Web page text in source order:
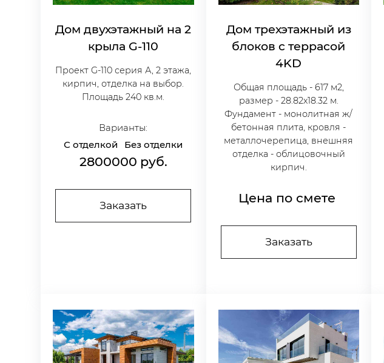
Дом двухэтажный на 2
крыла G-110
Проект G-110 серия А, 2 этажа,
кирпич, отделка на выбор.
Площадь 240 кв.м.
Варианты:
С отделкой
Без отделки
2800000 руб.
Заказать
Дом трехэтажный из
блоков c террасой
4KD
Общая площадь - 617 м2,
размер - 28.82х18.32 м.
Фундамент - монолитная ж/
бетонная плита, кровля -
металлочерепица, внешняя
отделка - облицовочный
кирпич.
Цена по смете
Заказать